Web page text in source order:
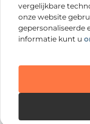
vergelijkbare
onze website
gepersonaliseerde
informatie kunt u